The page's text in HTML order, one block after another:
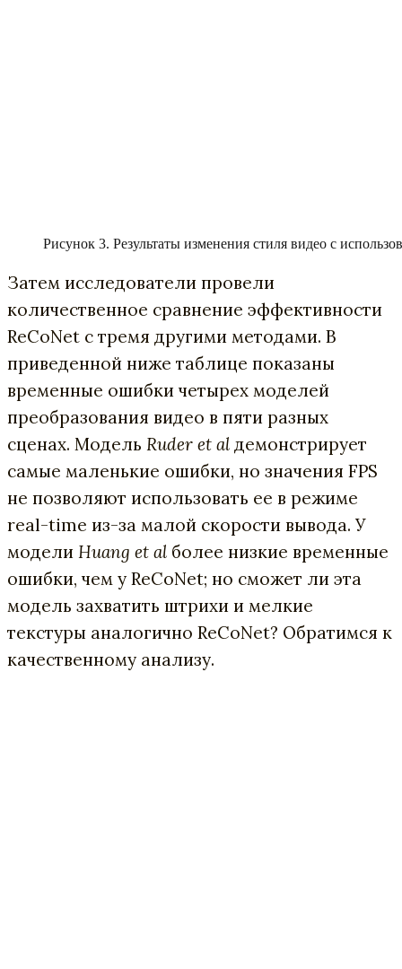
Рисунок 3. Результаты изменения стиля видео с
Затем исследователи провели
количественное сравнение эффективности
ReCoNet с тремя другими методами. В
приведенной ниже таблице показаны
временные ошибки четырех моделей
преобразования видео в пяти разных
сценах. Модель Ruder et al демонстрирует
самые маленькие ошибки, но значения FPS
не позволяют использовать ее в режиме
real-time из-за малой скорости вывода. У
модели Huang et al более низкие временные
ошибки, чем у ReCoNet; но сможет ли эта
модель захватить штрихи и мелкие
текстуры аналогично ReCoNet? Обратимся к
качественному анализу.